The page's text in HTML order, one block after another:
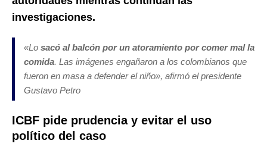
investigaciones.
«Lo sacó al balcón por un atoramiento por comer mal la
comida. Las imágenes engañaron a los colombianos que
fueron en masa a defender el niño», afirmó el presidente
Gustavo Petro
ICBF pide prudencia y evitar el uso
político del caso